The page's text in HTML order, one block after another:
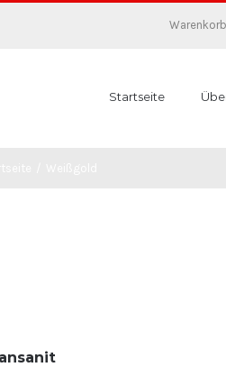
Warenkorb
Startseite